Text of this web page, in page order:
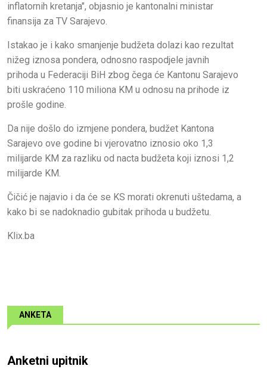
inflatornih kretanja", objasnio je kantonalni ministar
finansija za TV Sarajevo.
Istakao je i kako smanjenje budžeta dolazi kao rezultat
nižeg iznosa pondera, odnosno raspodjele javnih
prihoda u Federaciji BiH zbog čega će Kantonu Sarajevo
biti uskraćeno 110 miliona KM u odnosu na prihode iz
prošle godine.
Da nije došlo do izmjene pondera, budžet Kantona
Sarajevo ove godine bi vjerovatno iznosio oko 1,3
milijarde KM za razliku od nacta budžeta koji iznosi 1,2
milijarde KM.
Čičić je najavio i da će se KS morati okrenuti uštedama, a
kako bi se nadoknadio gubitak prihoda u budžetu.
Klix.ba
ANKETA
Anketni upitnik